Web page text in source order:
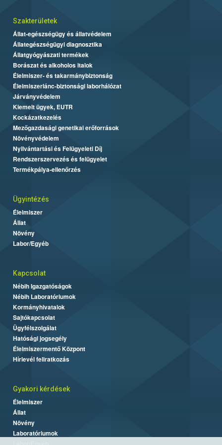
Szakterületek
Állat-egészségügy és állatvédelem
Állategészségügyi diagnosztika
Állatgyógyászati termékek
Borászat és alkoholos italok
Élelmiszer- és takarmánybiztonság
Élelmiszerlánc-biztonsági laborhálózat
Járványvédelem
Kiemelt ügyek, EUTR
Kockázatkezelés
Mezőgazdasági genetikai erőforrások
Növényvédelem
Nyilvántartási és Felügyeleti Díj
Rendszerszervezés és felügyelet
Termékpálya-ellenőrzés
Ügyintézés
Élelmiszer
Állat
Növény
Labor/Egyéb
Kapcsolat
Nébih Igazgatóságok
Nébih Laboratóriumok
Kormányhivatalok
Sajtókapcsolat
Ügyfélszolgálat
Hatósági jogsegély
Élelmiszermentő Központ
Hírlevél feliratkozás
Gyakori kérdések
Élelmiszer
Állat
Növény
Laboratóriumok